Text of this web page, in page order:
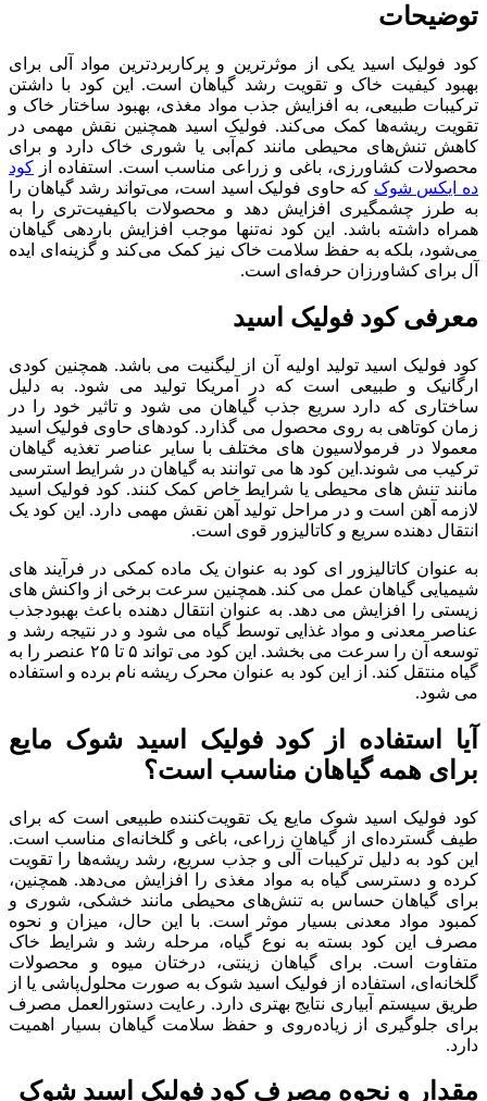
توضیحات
کود فولیک اسید یکی از موثرترین و پرکاربردترین مواد آلی برای
بهبود کیفیت خاک و تقویت رشد گیاهان است. این کود با داشتن
ترکیبات طبیعی، به افزایش جذب مواد مغذی، بهبود ساختار خاک و
تقویت ریشه‌ها کمک می‌کند. فولیک اسید همچنین نقش مهمی در
کاهش تنش‌های محیطی مانند کم‌آبی یا شوری خاک دارد و برای
محصولات کشاورزی، باغی و زراعی مناسب است. استفاده از کود
ده ایکس شوک که حاوی فولیک اسید است، می‌تواند رشد گیاهان را
به طرز چشمگیری افزایش دهد و محصولات باکیفیت‌تری را به
همراه داشته باشد. این کود نه‌تنها موجب افزایش باردهی گیاهان
می‌شود، بلکه به حفظ سلامت خاک نیز کمک می‌کند و گزینه‌ای ایده
‌آل برای کشاورزان حرفه‌ای است.
معرفی کود فولیک اسید
کود فولیک اسید تولید اولیه آن از لیگنیت می باشد. همچنین کودی
ارگانیک و طبیعی است که در آمریکا تولید می شود. به دلیل
ساختاری که دارد سریع جذب گیاهان می شود و تاثیر خود را در
زمان کوتاهی به روی محصول می گذارد. کودهای حاوی فولیک اسید
معمولا در فرمولاسیون های مختلف با سایر عناصر تغذیه گیاهان
ترکیب می شوند.این کود ها می توانند به گیاهان در شرایط استرسی
مانند تنش های محیطی یا شرایط خاص کمک کنند. کود فولیک اسید
لازمه آهن است و در مراحل تولید آهن نقش مهمی دارد. این کود یک
انتقال دهنده سریع و کاتالیزور قوی است.
به عنوان کاتالیزور ای کود به عنوان یک ماده کمکی در فرآیند های
شیمیایی گیاهان عمل می کند. همچنین سرعت برخی از واکنش های
زیستی را افزایش می دهد. به عنوان انتقال دهنده باعث بهبودجذب
عناصر معدنی و مواد غذایی توسط گیاه می شود و در نتیجه رشد و
توسعه آن را سرعت می بخشد. این کود می تواند ۵ تا ۲۵ عنصر را به
گیاه منتقل کند. از این کود به عنوان محرک ریشه نام برده و استفاده
می شود.
آیا استفاده از کود فولیک اسید شوک مایع
برای همه گیاهان مناسب است؟
کود فولیک اسید شوک مایع یک تقویت‌کننده طبیعی است که برای
طیف گسترده‌ای از گیاهان زراعی، باغی و گلخانه‌ای مناسب است.
این کود به دلیل ترکیبات آلی و جذب سریع، رشد ریشه‌ها را تقویت
کرده و دسترسی گیاه به مواد مغذی را افزایش می‌دهد. همچنین،
برای گیاهان حساس به تنش‌های محیطی مانند خشکی، شوری و
کمبود مواد معدنی بسیار موثر است. با این حال، میزان و نحوه
مصرف این کود بسته به نوع گیاه، مرحله رشد و شرایط خاک
متفاوت است. برای گیاهان زینتی، درختان میوه و محصولات
گلخانه‌ای، استفاده از فولیک اسید شوک به صورت محلول‌پاشی یا از
طریق سیستم آبیاری نتایج بهتری دارد. رعایت دستورالعمل مصرف
برای جلوگیری از زیاده‌روی و حفظ سلامت گیاهان بسیار اهمیت
دارد.
مقدار و نحوه مصرف کود فولیک اسید شوک